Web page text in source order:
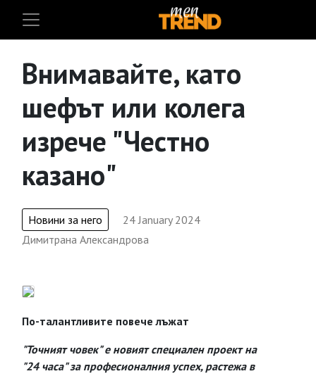
Внимавайте, като
шефът или колега
изрече "Честно
казано"
Новини за него
24 January 2024
Димитрана Александрова
По-талантливите повече лъжат
"Точният човек" е новият специален проект на
"24 часа" за професионалния успех, растежа в